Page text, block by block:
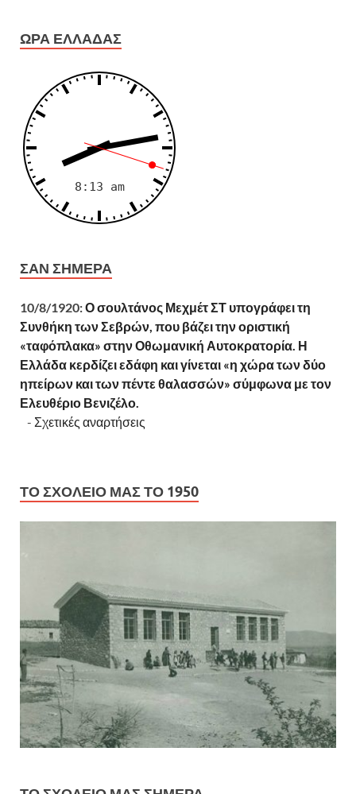
ΏΡΑ ΕΛΛΆΔΑΣ
ΣΑΝ ΣΉΜΕΡΑ
10/8/1920:Ο σουλτάνος Μεχμέτ ΣΤ υπογράφει τη
Συνθήκη των Σεβρών, που βάζει την οριστική
«ταφόπλακα» στην Οθωμανική Αυτοκρατορία. Η
Ελλάδα κερδίζει εδάφη και γίνεται «η χώρα των δύο
ηπείρων και των πέντε θαλασσών» σύμφωνα με τον
Ελευθέριο Βενιζέλο.
- Σχετικές αναρτήσεις
ΤΟ ΣΧΟΛΕΊΟ ΜΑΣ ΤΟ 1950